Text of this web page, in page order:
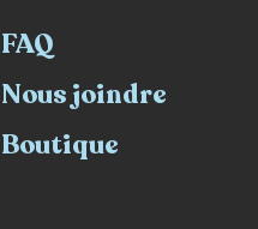
FAQ
Nous joindre
Boutique